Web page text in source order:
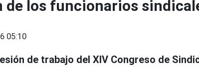
de los funcionarios
05:10
de trabajo del XIV Congreso de